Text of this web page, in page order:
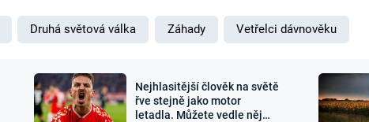
Záhady a
Zajímavosti
Druhá světová válka Záhady Vetřelci dávnověku
Nejhlasitější člověk na světě
řve stejně jako motor
letadla. Můžete vedle něj